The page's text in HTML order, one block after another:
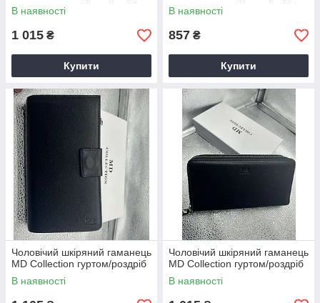
В наявності
1 015 ₴
Купити
В наявності
857 ₴
Купити
Чоловічий шкіряний гаманець
MD Collection гуртом/роздріб
В наявності
Чоловічий шкіряний гаманець
MD Collection гуртом/роздріб
В наявності